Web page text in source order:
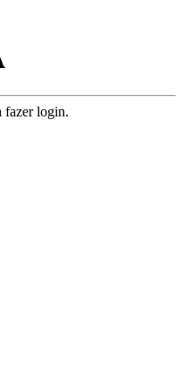
fazer login.